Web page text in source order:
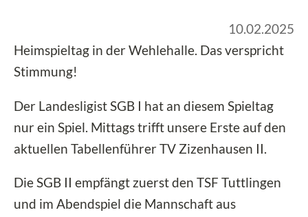
10.02.2025
Heimspieltag in der Wehlehalle. Das verspricht
Stimmung!
Der Landesligist SGB I hat an diesem Spieltag
nur ein Spiel. Mittags trifft unsere Erste auf den
aktuellen Tabellenführer TV Zizenhausen II.
Die SGB II empfängt zuerst den TSF Tuttlingen
und im Abendspiel die Mannschaft aus